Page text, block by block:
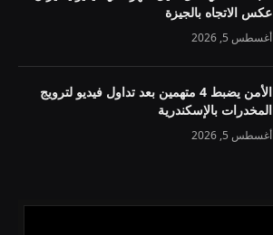
عكس الاتجاه بالجيزة
أغسطس 5, 2026
الأمن يضبط 4 متهمين بعد تداول فيديو لترويج
المخدرات بالإسكندرية
أغسطس 5, 2026